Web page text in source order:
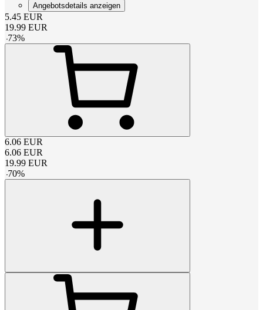
Angebotsdetails anzeigen
5.45 EUR
19.99 EUR
-73%
6.06 EUR
6.06 EUR
19.99 EUR
-70%